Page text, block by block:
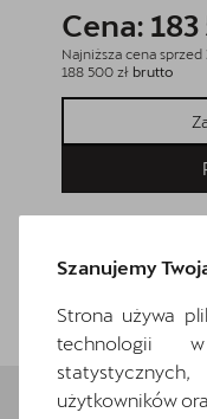
Cena:
Najniższa cena
188 500 zł brutto
Szanujemy
Strona używa
technologii
użytkowników